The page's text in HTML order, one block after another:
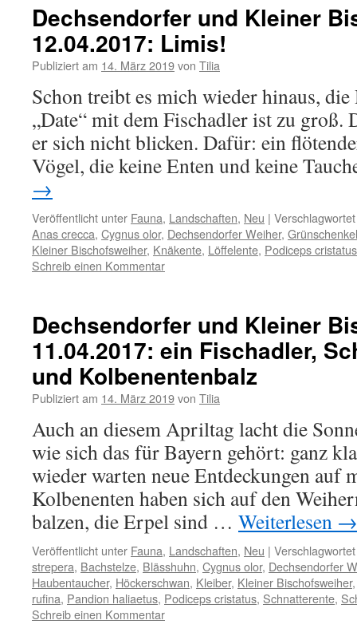
Dechsendorfer und Kleiner
12.04.2017: Limis!
Publiziert am 14. März 2019von Tilia
Schon treibt es mich wieder hinaus,
„Date“ mit dem Fischadler ist zu groß.
er sich nicht blicken. Dafür: ein
Vögel, die keine Enten und keine
→
Veröffentlicht unter Fauna, Landschaften, Neu |
Anas crecca, Cygnus olor, Dechsendorfer Weiher, Grünschenkel
Kleiner Bischofsweiher, Knäkente, Löffelente, Podiceps cristatus
Schreib einen Kommentar
Dechsendorfer und Kleiner
11.04.2017: ein Fischadler,
und Kolbenentenbalz
Publiziert am 14. März 2019von Tilia
Auch an diesem Apriltag lacht die
wie sich das für Bayern gehört: ganz
wieder warten neue Entdeckungen auf
Kolbenenten haben sich auf den
balzen, die Erpel sind … Weiterlesen →
Veröffentlicht unter Fauna, Landschaften, Neu |
strepera, Bachstelze, Blässhuhn, Cygnus olor, Dechsendorfer
Haubentaucher, Höckerschwan, Kleiber, Kleiner Bischofsweiher
rufina, Pandion haliaetus, Podiceps cristatus, Schnatterente,
Schreib einen Kommentar